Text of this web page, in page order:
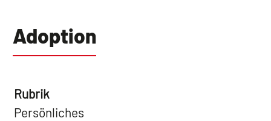
Adoption
Rubrik
Persönliches